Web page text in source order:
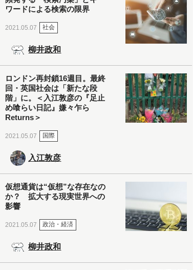
ワードによる検索の限界
2021.05.07 社会
柳井政和
ロンドン再封鎖16週目。最終
回・英国社会は「新たな段
階」に。＜入江敦彦の『足止
め喰らい日記』嫌々乍ら
Returns＞
2021.05.07 国際
入江敦彦
仮想通貨は“仮想”な存在なの
か？ 拡大する現実世界への
影響
2021.05.07 政治・経済
柳井政和